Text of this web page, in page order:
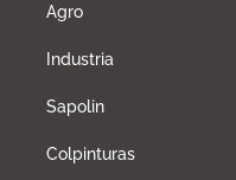
Agro
Industria
Sapolin
Colpinturas